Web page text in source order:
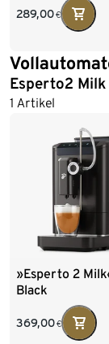
289,00€
Esperto2 Milk
1 Artikel
»Esperto 2
Black
369,00€